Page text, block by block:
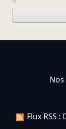
Flux RSS